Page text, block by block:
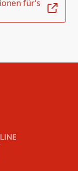
für's